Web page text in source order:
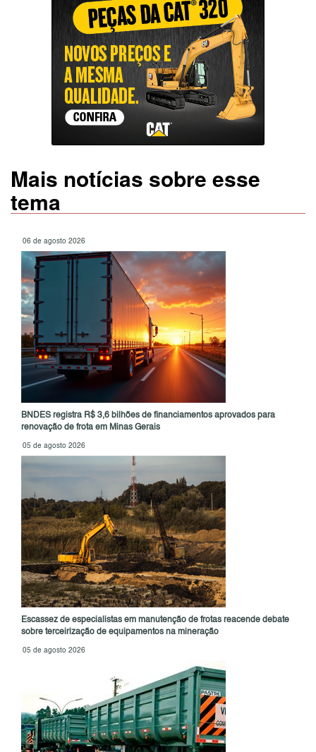
Mais notícias sobre esse
tema
06 de agosto 2026
BNDES registra R$ 3,6 bilhões de financiamentos aprovados para
renovação de frota em Minas Gerais
05 de agosto 2026
Escassez de especialistas em manutenção de frotas reacende debate
sobre terceirização de equipamentos na mineração
05 de agosto 2026